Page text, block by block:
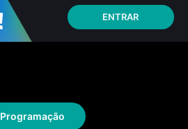
ENTRAR
Programação